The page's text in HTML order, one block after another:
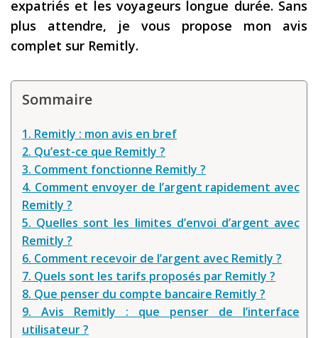
Sites utiles
Réserver un vol !
LA carte bancaire
voyage !
Louer une voiture !
Mes guides voyage
L’auteur
expatriés et les voyageurs longue durée. Sans
plus attendre, je vous propose mon avis
complet sur Remitly.
Sommaire
1. Remitly : mon avis en bref
2. Qu’est-ce que Remitly ?
3. Comment fonctionne Remitly ?
4. Comment envoyer de l’argent rapidement avec
Remitly ?
5. Quelles sont les limites d’envoi d’argent avec
Remitly ?
6. Comment recevoir de l’argent avec Remitly ?
7. Quels sont les tarifs proposés par Remitly ?
8. Que penser du compte bancaire Remitly ?
9. Avis Remitly : que penser de l’interface
utilisateur ?